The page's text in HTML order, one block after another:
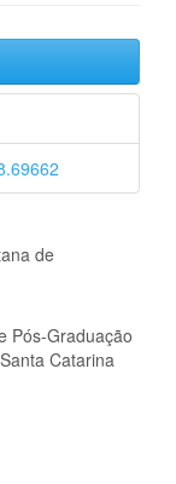
de
Pós-Graduação
Catarina